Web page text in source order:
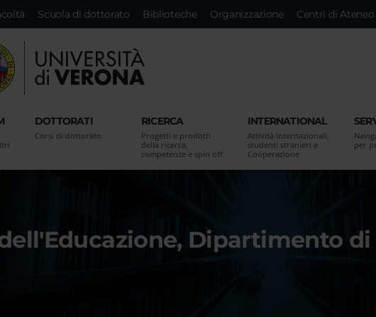
Scuola di dottorato Biblioteche Organizzazione Centri di Ateneo
DOTTORATI
Corsi di dottorato
RICERCA
Progetti e prodotti
della ricerca,
competenze e spin off
INTERNATIONAL
Attività internazionali,
studenti stranieri e
Cooperazione
per
Dipartimento di